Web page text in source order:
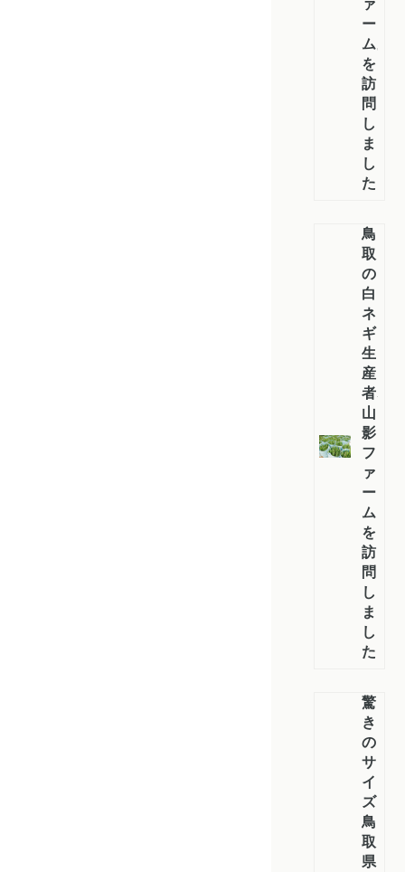
ァ
ー
ム』
を
訪
問
し
ま
し
た
鳥
取
の
白
ネ
ギ
生
産
者、
山
影
フ
ァ
ー
ム
を
訪
問
し
ま
し
た
驚
き
の
サ
イ
ズ！
鳥
取
県